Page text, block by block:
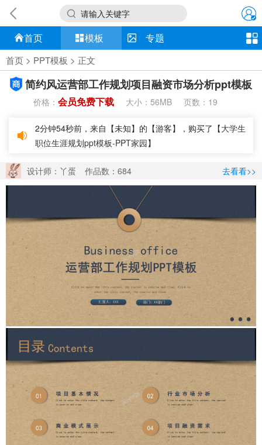
请输入关键字
首页 模板 专题
首页 > PPT模板 > 正文
简约风运营部工作规划项目融资市场分析ppt模板
价格： 会员免费下载 大小： 56MB 页数： 19
2分钟55秒前，来自【未知】的【游客】，购买了【期末总
结大会ppt模板-PPT家园】
设计师：丫蛋 作品数：684 去看看>>